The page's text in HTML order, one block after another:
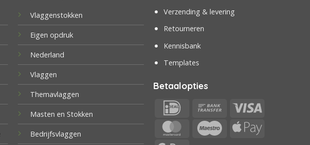
Vlaggenstokken
Eigen opdruk
Nederland
Vlaggen
Themavlaggen
Masten en Stokken
Bedrijfsvlaggen
Verzending & levering
Retourneren
Kennisbank
Templates
Betaalopties
IDeal
Bank
MasterCard Maestro Apple